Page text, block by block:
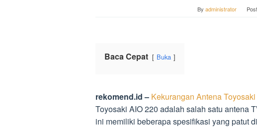
By administrator
Baca Cepat Buka
rekomend.id – Kekurangan Antena
Toyosaki AIO 220 adalah salah satu antena
ini memiliki beberapa spesifikasi yang patut